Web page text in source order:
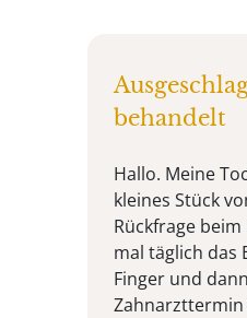
behandelt
Hallo. Meine
kleines Stück
Rückfrage
mal täglich das
Finger und
Zahnarzttermin